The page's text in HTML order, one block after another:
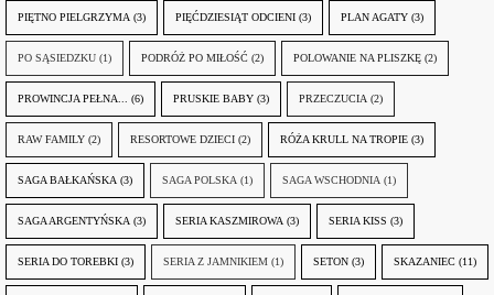
PIĘTNO PIELGRZYMA (3) PIĘĆDZIESIĄT ODCIENI (3) PLAN AGATY (3)
PO SĄSIEDZKU (1) PODRÓŻ PO MIŁOŚĆ (2) POLOWANIE NA PLISZKĘ (2)
PROWINCJA PEŁNA... (6) PRUSKIE BABY (3) PRZECZUCIA (2)
RAW FAMILY (2) RESORTOWE DZIECI (2) RÓŻA KRULL NA TROPIE (3)
SAGA BAŁKAŃSKA (3) SAGA POLSKA (1) SAGA WSCHODNIA (1)
SAGA ARGENTYŃSKA (3) SERIA KASZMIROWA (3) SERIA KISS (3)
SERIA DO TOREBKI (3) SERIA Z JAMNIKIEM (1) SETON (3) SKAZANIEC (11)